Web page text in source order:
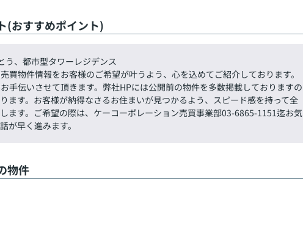
(おすすめポイント)
う、都市型タワーレジデンス
買物件情報をお客様のご希望が叶うよう、心を込めてご紹介しております。
手伝いさせて頂きます。弊社HPには公開前の物件を多数掲載しておりますの
ます。お客様が納得なさるお住まいが見つかるよう、スピード感を持って全
ます。ご希望の際は、ケーコーポレーション売買事業部03-6865-1151迄お気
が早く進みます。
物件